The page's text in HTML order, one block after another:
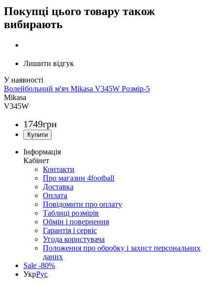
Покупці цього товару також
вибирають
Лишити відгук
Волейбольний м'яч Mikasa V345W Розмір-5
Mikasa
V345W
1749грн
Інформація
Кабінет
Контакти
Про магазин 4football
Доставка
Оплата
Повідомити про оплату
Таблиці розмірів
Обмін і повернення
Гарантія і сервіс
Угода користувача
Положення про обробку і захист персональних
даних
Sale -80%
УкрРус